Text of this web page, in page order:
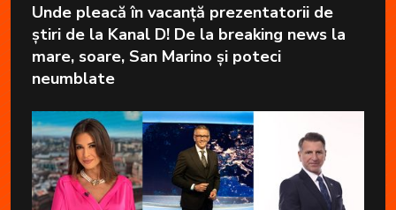
Unde pleacă în vacanță prezentatorii de
știri de la Kanal D! De la breaking news la
mare, soare, San Marino și poteci
neumblate